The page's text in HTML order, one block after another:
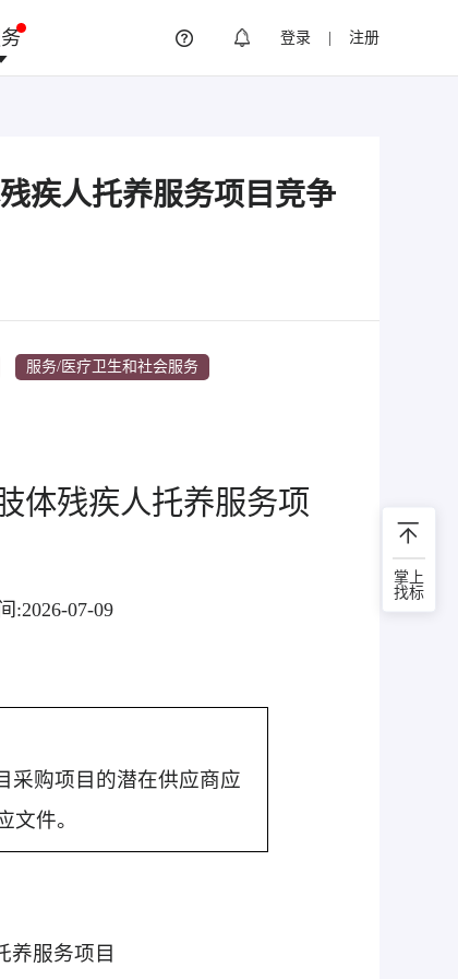
注册
登录
疾人托养服务项目竞争
服务/医疗卫生和社会服务
体残疾人托养服务项
:2026-07-09
采购项目的潜在供应商应
件。
养服务项目
掌上
找标